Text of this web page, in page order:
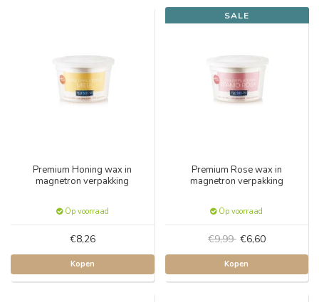
Premium Honing wax in
magnetron verpakking
Op voorraad
€8,26
Kopen
SALE
Premium Rose wax in
magnetron verpakking
Op voorraad
€9,99 €6,60
Kopen